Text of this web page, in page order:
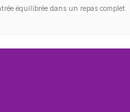
équilibrée dans un repas complet.